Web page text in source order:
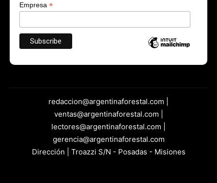
Empresa *
redaccion@argentinaforestal.com |
ventas@argentinaforestal.com |
lectores@argentinaforestal.com |
gerencia@argentinaforestal.com
Dirección | Troazzi S/N - Posadas - Misiones